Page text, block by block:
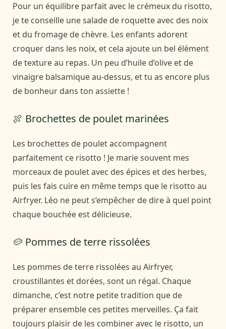
Pour un équilibre parfait avec le crémeux du risotto,
je te conseille une salade de roquette avec des noix
et du fromage de chèvre. Les enfants adorent
croquer dans les noix, et cela ajoute un bel élément
de texture au repas. Un peu d’huile d’olive et de
vinaigre balsamique au-dessus, et tu as encore plus
de bonheur dans ton assiette !
🍖 Brochettes de poulet marinées
Les brochettes de poulet accompagnent
parfaitement ce risotto ! Je marie souvent mes
morceaux de poulet avec des épices et des herbes,
puis les fais cuire en même temps que le risotto au
Airfryer. Léo ne peut s’empêcher de dire à quel point
chaque bouchée est délicieuse.
🥔 Pommes de terre rissolées
Les pommes de terre rissolées au Airfryer,
croustillantes et dorées, sont un régal. Chaque
dimanche, c’est notre petite tradition que de
préparer ensemble ces petites merveilles. Ça fait
toujours plaisir de les combiner avec le risotto, un